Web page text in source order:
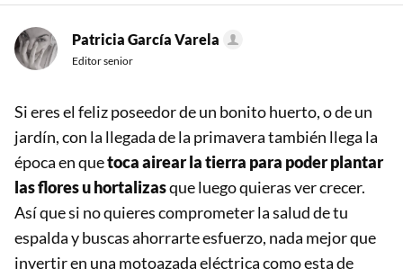
Patricia García Varela
Editor senior
Si eres el feliz poseedor de un bonito huerto, o de un
jardín, con la llegada de la primavera también llega la
época en quetoca airear la tierra para poder plantar
las flores u hortalizasque luego quieras ver crecer.
Así que si no quieres comprometer la salud de tu
espalda y buscas ahorrarte esfuerzo, nada mejor que
invertir en una motoazada eléctrica como esta de